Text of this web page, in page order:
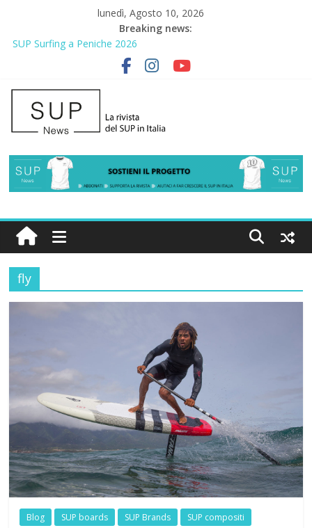
lunedì, Agosto 10, 2026
Breaking news:
SUP Surfing a Peniche 2026
AirSUP a Gallico: prima storica gara per Reggio Calabria
Gallico Paddle Fest 2026: sul lungomare di Gallico torna la festa
del SUP
Porto Selvaggio, a lezione di soccorso con la giornata della
prevenzione
2° Urban Sup Trophy: la regata solidale per lo IOR
fly
Blog SUP boards SUP Brands SUP compositi